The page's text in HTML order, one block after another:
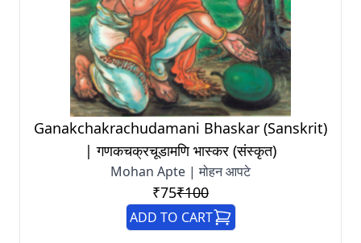
Ganakchakrachudamani Bhaskar (Sanskrit)
| गणकचक्रचूडामणि भास्कर (संस्कृत)
Mohan Apte | मोहन आपटे
₹75₹100
ADD TO CART